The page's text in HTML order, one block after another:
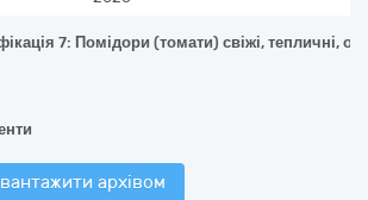
7: Помідори (томати) свіжі, тепличні,
архівом